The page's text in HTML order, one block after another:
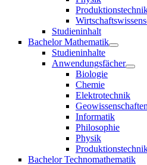
Studieninhalt
Bachelor Mathematik
Studieninhalte
Anwendungsfächer
Biologie
Chemie
Elektrotechnik
Informatik
Philosophie
Physik
Bachelor Technomathematik